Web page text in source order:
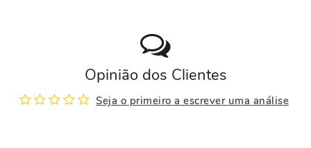
Opinião dos Clientes
Seja o primeiro a escrever uma análise